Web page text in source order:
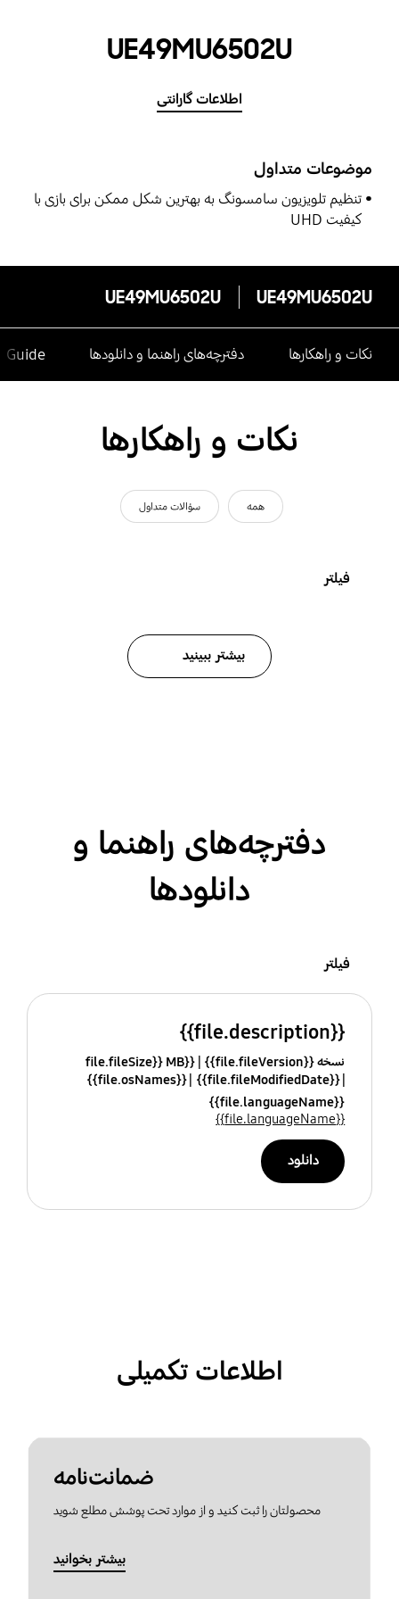
UE49MU6502U
اطلاعات گارانتی
موضوعات متداول
تنظیم تلویزیون سامسونگ به بهترین شکل ممکن برای بازی با
کیفیت UHD
UE49MU6502U
UE49MU6502U
نکات و راهکارها دفترچه‌های راهنما و دانلودها
نکات و راهکارها
همه سؤالات متداول
فیلتر
بیشتر ببینید
دفترچه‌های راهنما و
دانلودها
فیلتر
{{file.description}}
نسخه {{file.fileVersion}}
{{file.fileSize}} MB
{{file.fileModifiedDate}}
{{file.osNames}}
{{file.languageName}}
{{file.languageName}}
دانلود
اطلاعات تکمیلی
ضمانت‌نامه
محصولتان را ثبت کنید و از موارد تحت پوشش مطلع شوید
بیشتر بخوانید